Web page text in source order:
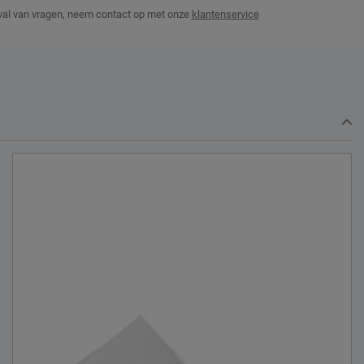
van vragen, neem contact op met onze klantenservice